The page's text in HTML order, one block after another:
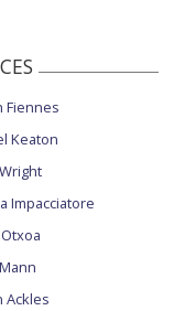
Fiennes
Keaton
Impacciatore
Ackles